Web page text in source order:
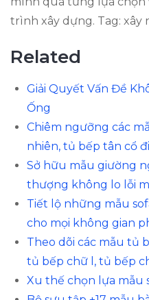
trình xây dựng. Tag: xây
Related
Giải Quyết Vấn Đề
Ống
Chiêm ngưỡng các
nhiên, tủ bếp tân cổ
Sở hữu mẫu giường
thượng không lo lỗi
Tiết lộ những mẫu
cho mọi không gian
Theo dõi các mẫu tủ
tủ bếp chữ l, tủ bếp
Xu thế chọn lựa mẫu